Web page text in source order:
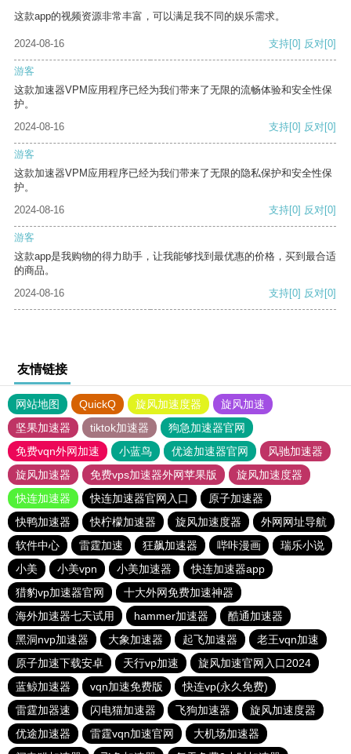
这款app的视频资源非常丰富，可以满足我不同的娱乐需求。
2024-08-16 支持[0] 反对[0]
游客
这款加速器VPM应用程序已经为我们带来了无限的流畅体验和安全性保
护。
2024-08-16
支持[0] 反对[0]
游客
这款加速器VPM应用程序已经为我们带来了无限的隐私保护和安全性保
护。
2024-08-16
支持[0] 反对[0]
游客
这款app是我购物的得力助手，让我能够找到最优惠的价格，买到最合适
的商品。
2024-08-16
支持[0] 反对[0]
友情链接
网站地图 QuickQ 旋风加速度器
旋风加速
坚果加速器
tiktok加速器
狗急加速器官网
免费vqn外网加速
小蓝鸟 优途加速器官网
风驰加速器
旋风加速器
免费vps加速器外网苹果版
旋风加速度器
快连加速器
快连加速器官网入口
原子加速器
快鸭加速器
快柠檬加速器 旋风加速度器
外网网址导航
软件中心
雷霆加速 狂飙加速器 哔咔漫画
瑞乐小说
小美
小美vpn 小美加速器
快连加速器app
猎豹vp加速器官网
十大外网免费加速神器
海外加速器七天试用
hammer加速器
酷通加速器
黑洞nvp加速器
大象加速器 起飞加速器
老王vqn加速
原子加速下载安卓
天行vp加速
旋风加速官网入口2024
蓝鲸加速器
vqn加速免费版
快连vp(永久免费)
雷霆加器速
闪电猫加速器 飞狗加速器
旋风加速度器
优途加速器
雷霆vqn加速官网
大机场加速器